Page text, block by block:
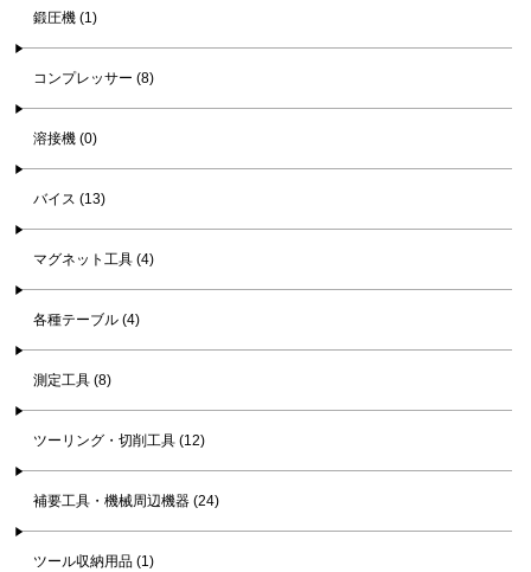
鍛圧機 (1)
コンプレッサー (8)
溶接機 (0)
バイス (13)
マグネット工具 (4)
各種テーブル (4)
測定工具 (8)
ツーリング・切削工具 (12)
補要工具・機械周辺機器 (24)
ツール収納用品 (1)